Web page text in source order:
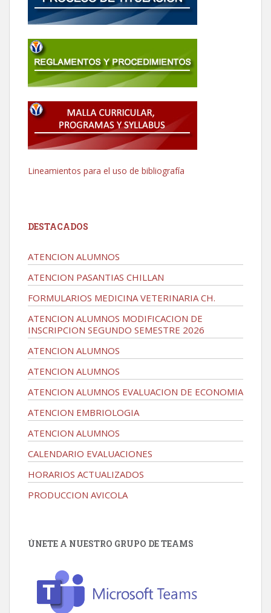
Lineamientos para el uso de bibliografía
DESTACADOS
ATENCION ALUMNOS
ATENCION PASANTIAS CHILLAN
FORMULARIOS MEDICINA VETERINARIA CH.
ATENCION ALUMNOS MODIFICACION DE
INSCRIPCION SEGUNDO SEMESTRE 2026
ATENCION ALUMNOS
ATENCION ALUMNOS
ATENCION ALUMNOS EVALUACION DE ECONOMIA
ATENCION EMBRIOLOGIA
ATENCION ALUMNOS
CALENDARIO EVALUACIONES
HORARIOS ACTUALIZADOS
PRODUCCION AVICOLA
ÚNETE A NUESTRO GRUPO DE TEAMS